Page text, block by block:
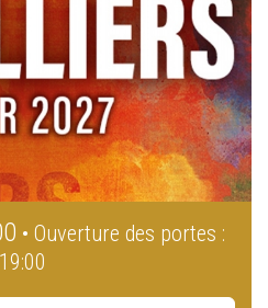
• Ouverture des portes :
19:00